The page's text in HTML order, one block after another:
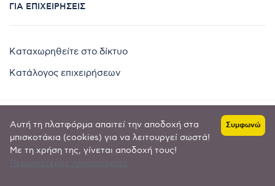
ΓΙΑ ΕΠΙΧΕΙΡΉΣΕΙΣ
Καταχωρηθείτε στο δίκτυο
Κατάλογος επιχειρήσεων
Copyright © 2024 by
Goldensites
Αυτή τη πλατφόρμα απαιτεί την αποδοχή στα
μπισκοτάκια (cookies) για να λειτουργεί σωστά!
Με τη χρήση της, γίνεται αποδοχή τους!
Συμφωνώ